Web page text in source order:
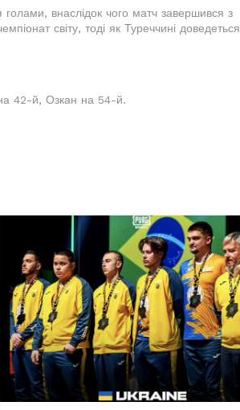
голами, внаслідок чого матч завершився з
світу, тоді як Туреччині доведеться
42-й, Озкан на 54-й.